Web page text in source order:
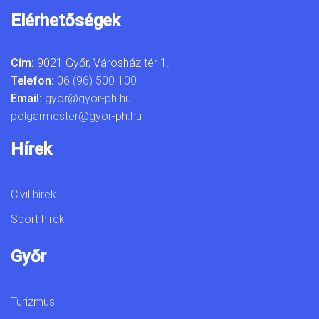
Elérhetőségek
Cím: 9021 Győr, Városház tér 1.
Telefon: 06 (96) 500 100
Email: gyor@gyor-ph.hu
polgarmester@gyor-ph.hu
Hírek
Civil hírek
Sport hírek
Győr
Turizmus